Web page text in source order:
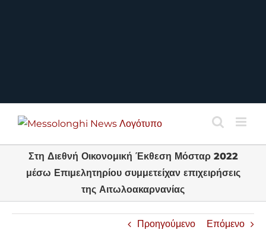
Στη Διεθνή Οικονομική Έκθεση Μόσταρ 2022
μέσω Επιμελητηρίου συμμετείχαν επιχειρήσεις
της Αιτωλοακαρνανίας
Προηγούμενο Επόμενο